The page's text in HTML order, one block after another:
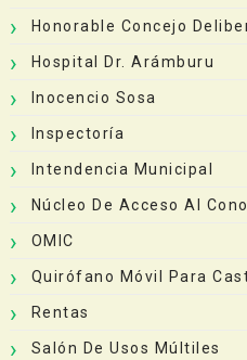
Honorable Concejo
Hospital Dr. Arámburu
Inocencio Sosa
Inspectoría
Intendencia Municipal
Núcleo De Acceso Al
OMIC
Quirófano Móvil Para
Rentas
Salón De Usos Múltiles